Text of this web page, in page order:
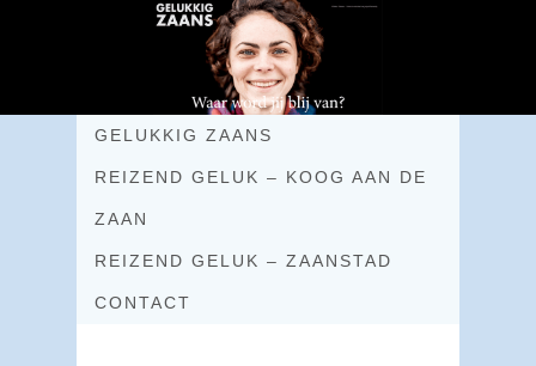
GELUKKIG ZAANS
REIZEND GELUK – KOOG AAN DE
ZAAN
REIZEND GELUK – ZAANSTAD
CONTACT